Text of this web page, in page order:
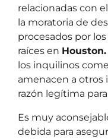
relacionadas con
la moratoria de
procesados por
raíces en Houston.
los inquilinos
amenacen a otros
razón legítima
Es muy
debida para